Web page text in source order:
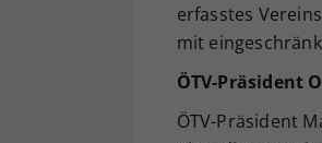
erfasstes
mit
ÖTV-Präsident
ÖTV-Präsident